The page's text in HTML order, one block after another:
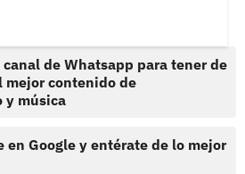
de Whatsapp para tener de
mejor contenido de
y música
en Google y entérate de lo mejor